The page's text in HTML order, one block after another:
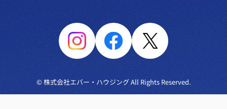
© 株式会社エバー・ハウジング All Rights Reserved.